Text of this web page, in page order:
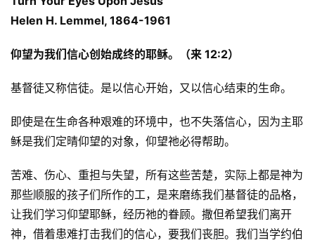
Helen H. Lemmel, 1864-1961
仰望为我们信心创始成终的耶稣。（来 12:2）
基督徒又称信徒。是以信心开始，又以信心结束的生命。
即使是在生命各种艰难的环境中，也不失落信心，因为主耶
稣是我们定晴仰望的对象，仰望祂必得帮助。
苦难、伤心、重担与失望，所有这些苦楚，实际上都是神为
那些顺服的孩子们所作的工，是来磨练我们基督徒的品格，
让我们学习仰望耶稣，经历祂的眷顾。撒但希望我们离开
神，借着患难打击我们的信心，要我们丧胆。我们当学约伯